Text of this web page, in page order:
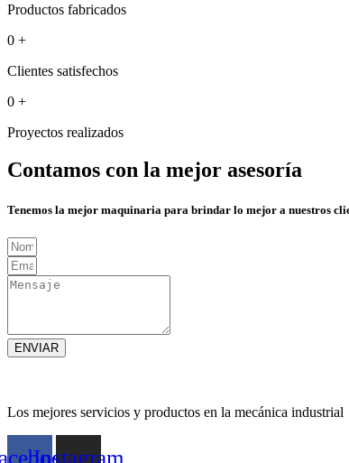
Productos fabricados
0 +
Clientes satisfechos
0 +
Proyectos realizados
Contamos con la mejor asesoría
Tenemos la mejor maquinaria para brindar lo mejor a nuestros
ENVIAR
Los mejores servicios y productos en la mecánica industrial
Instagram